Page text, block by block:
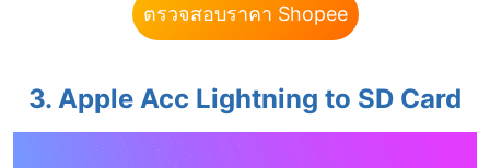
ตรวจสอบราคา Shopee
3. Apple Acc Lightning to SD Card